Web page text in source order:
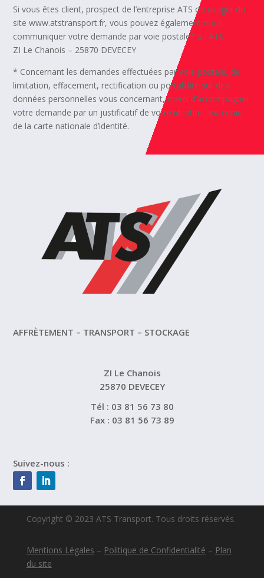
Si vous êtes client, prospect de l’entreprise ATS ou usager du
site www.atstransport.fr, vous pouvez également nous
communiquer votre demande par voie postale* à : ATS
ZI Le Chanois – 25870 DEVECEY
* Concernant les demandes effectuées par voie postale, de
limitation, effacement, rectification ou portabilité sur des
données personnelles vous concernant, merci d’accompagner
votre demande par un justificatif de votre identité : ex. copie
de la carte nationale d’identité.
AFFRÈTEMENT – TRANSPORT – STOCKAGE
ZI Le Chanois
25870 DEVECEY
Tél : 03 81 56 73 80
Fax : 03 81 56 73 89
Suivez-nous :
Copyright © 2023 ATS Transport. Tous droits réservés.
Mentions Légales – Politique de Confidentialité – Plan
du site